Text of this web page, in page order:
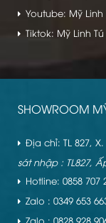
Youtube: Mỹ Linh
Tiktok: Mỹ Linh Tú
SHOWROOM
Địa chỉ: TL 827,
sát nhập : TL827,
Hotline: 0858 707
Zalo : 0349 653
Zalo : 0828 928